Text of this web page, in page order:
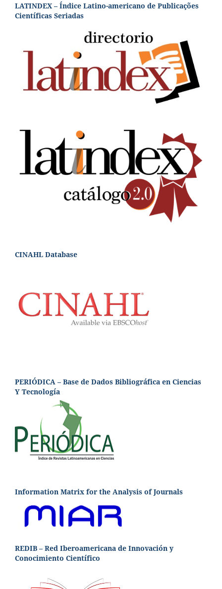
LATINDEX – Índice Latino-americano de Publicações
Científicas Seriadas
CINAHL Database
PERIÓDICA – Base de Dados Bibliográfica en Ciencias
Y Tecnología
Information Matrix for the Analysis of Journals
REDIB – Red Iberoamericana de Innovación y
Conocimiento Científico